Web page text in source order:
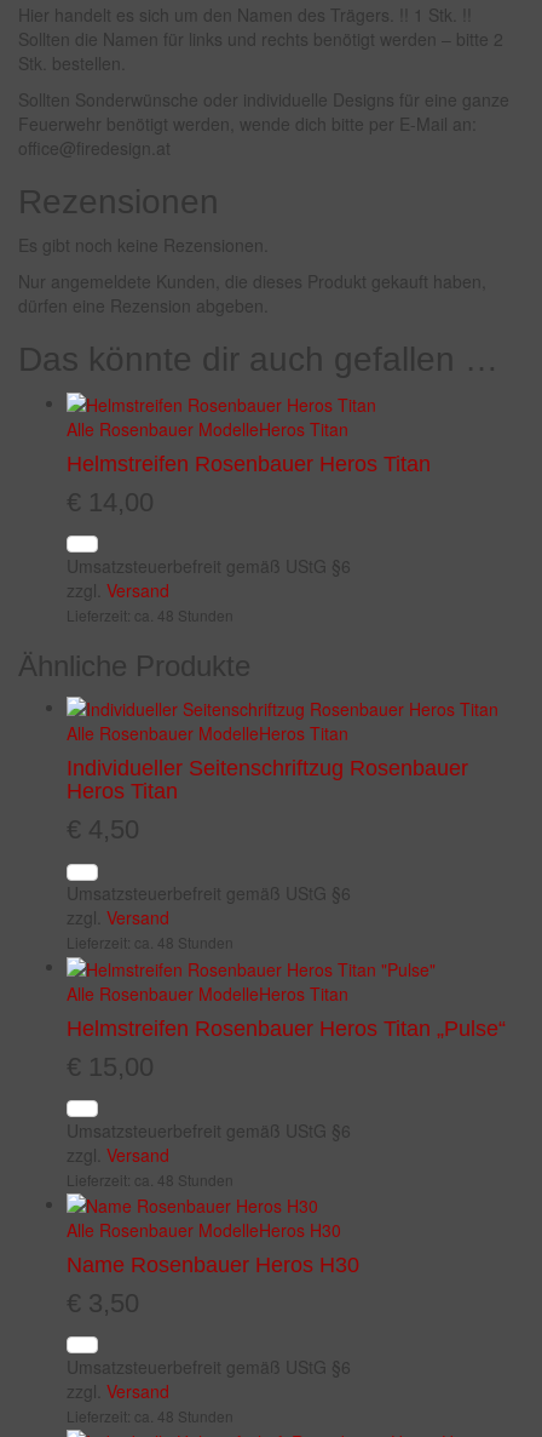
Hier handelt es sich um den Namen des Trägers. !! 1 Stk. !!
Sollten die Namen für links und rechts benötigt werden – bitte 2
Stk. bestellen.
Sollten Sonderwünsche oder individuelle Designs für eine ganze
Feuerwehr benötigt werden, wende dich bitte per E-Mail an:
office@firedesign.at
Rezensionen
Es gibt noch keine Rezensionen.
Nur angemeldete Kunden, die dieses Produkt gekauft haben,
dürfen eine Rezension abgeben.
Das könnte dir auch gefallen …
Alle Rosenbauer ModelleHeros Titan
Helmstreifen Rosenbauer Heros Titan
€ 14,00
Umsatzsteuerbefreit gemäß UStG §6
zzgl. Versand
Lieferzeit: ca. 48 Stunden
Ähnliche Produkte
Alle Rosenbauer ModelleHeros Titan
Individueller Seitenschriftzug Rosenbauer
Heros Titan
€ 4,50
Umsatzsteuerbefreit gemäß UStG §6
zzgl. Versand
Lieferzeit: ca. 48 Stunden
Alle Rosenbauer ModelleHeros Titan
Helmstreifen Rosenbauer Heros Titan „Pulse“
€ 15,00
Umsatzsteuerbefreit gemäß UStG §6
zzgl. Versand
Lieferzeit: ca. 48 Stunden
Alle Rosenbauer ModelleHeros H30
Name Rosenbauer Heros H30
€ 3,50
Umsatzsteuerbefreit gemäß UStG §6
zzgl. Versand
Lieferzeit: ca. 48 Stunden